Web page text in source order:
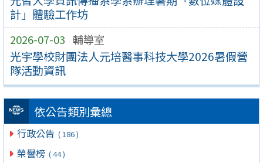
計」體驗工作坊
2026-07-03 輔導室
光宇學校財團法人元培醫事科技大學2026暑假營
隊活動資訊
依公告類別彙總
行政公告 ( 186 )
榮譽榜 ( 44 )